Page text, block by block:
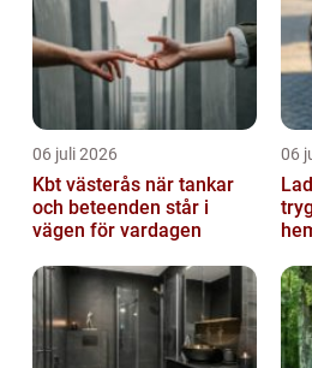
06 juli 2026
Kbt västerås när tankar
och beteenden står i
vägen för vardagen
06